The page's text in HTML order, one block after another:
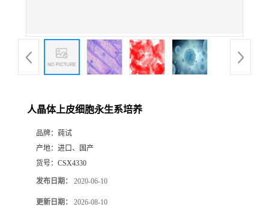
人晶体上皮细胞永生系培养
品牌： 莼试
产地： 进口、国产
货号： CSX4330
发布日期： 2020-06-10
更新日期： 2026-08-10